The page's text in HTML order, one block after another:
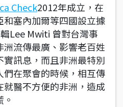
Check2012年成立，在
塞內加爾等四國設立據
Lee Mwiti 曾對台灣事
流傳最廣、影響老百姓
訊息，而且非洲最特別
在聚會的時候，相互傳
醫不方便的非洲，造成